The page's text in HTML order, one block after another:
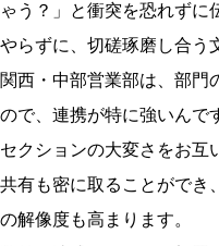
ゃう？」と衝突を恐れずに
やらずに、切磋琢磨し合う
関西・中部営業部は、部門
ので、連携が特に強いんで
セクションの大変さをお互
共有も密に取ることができ
の解像度も高まります。